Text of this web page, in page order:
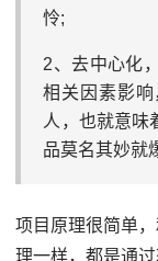
怜;
2、去中心化
相关因素影
人，也就意味
品莫名其妙就
项目原理很简单
理一样，都是通